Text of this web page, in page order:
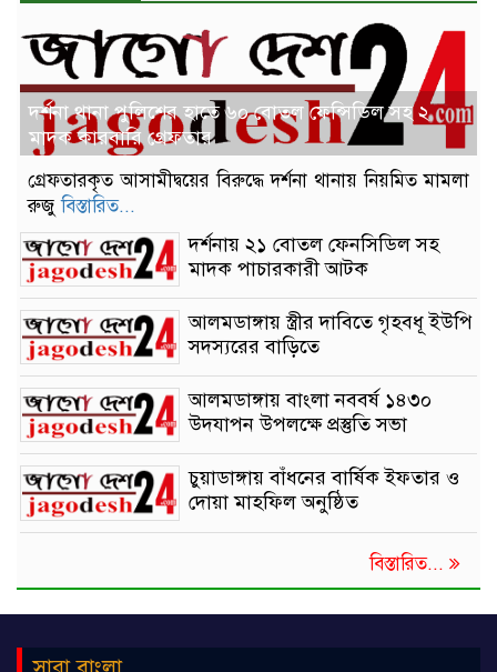
দর্শনা থানা পুলিশের হাতে ৬০ বোতল ফেন্সিডিল সহ ২
মাদক কারবারি গ্রেফতার
গ্রেফতারকৃত আসামীদ্বয়ের বিরুদ্ধে দর্শনা থানায় নিয়মিত মামলা
রুজুবিস্তারিত...
দর্শনায় ২১ বোতল ফেনসিডিল সহ
মাদক পাচারকারী আটক
আলমডাঙ্গায় স্ত্রীর দাবিতে গৃহবধূ ইউপি
সদস্যরের বাড়িতে
আলমডাঙ্গায় বাংলা নববর্ষ ১৪৩০
উদযাপন উপলক্ষে প্রস্তুতি সভা
চুয়াডাঙ্গায় বাঁধনের বার্ষিক ইফতার ও
দোয়া মাহফিল অনুষ্ঠিত
বিস্তারিত...